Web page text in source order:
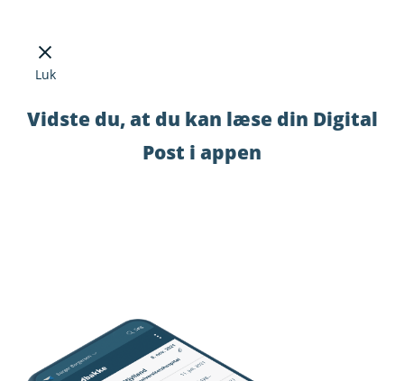
Luk
Vidste du, at du kan læse din Digital
Post i appen